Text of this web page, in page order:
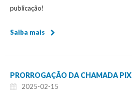
publicação!
Saiba mais
PRORROGAÇÃO DA CHAMADA
2025-02-15